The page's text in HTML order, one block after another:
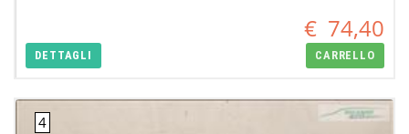
€ 74,40
DETTAGLI CARRELLO